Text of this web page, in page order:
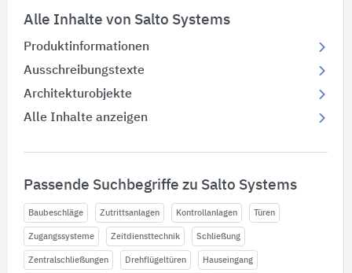
Alle Inhalte von Salto Systems
Produktinformationen
Ausschreibungstexte
Architekturobjekte
Alle Inhalte anzeigen
Passende Suchbegriffe zu Salto Systems
Baubeschläge Zutrittsanlagen Kontrollanlagen Türen
Zugangssysteme Zeitdiensttechnik Schließung
Zentralschließungen Drehflügeltüren Hauseingang